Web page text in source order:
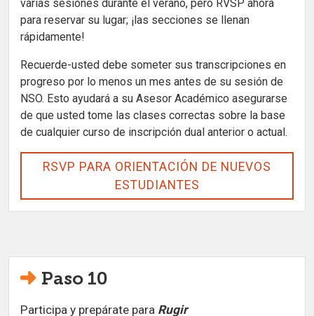
varias sesiones durante el verano, pero RVSP ahora
para reservar su lugar; ¡las secciones se llenan
rápidamente!
Recuerde-usted debe someter sus transcripciones en
progreso por lo menos un mes antes de su sesión de
NSO. Esto ayudará a su Asesor Académico asegurarse
de que usted tome las clases correctas sobre la base
de cualquier curso de inscripción dual anterior o actual.
RSVP PARA ORIENTACIÓN DE NUEVOS
ESTUDIANTES
Paso 10
Participa y prepárate para Rugir